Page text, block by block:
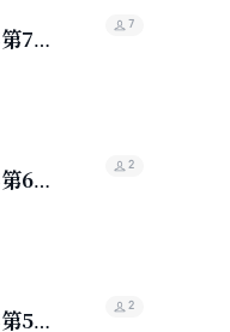
7
7
6
2
5
2